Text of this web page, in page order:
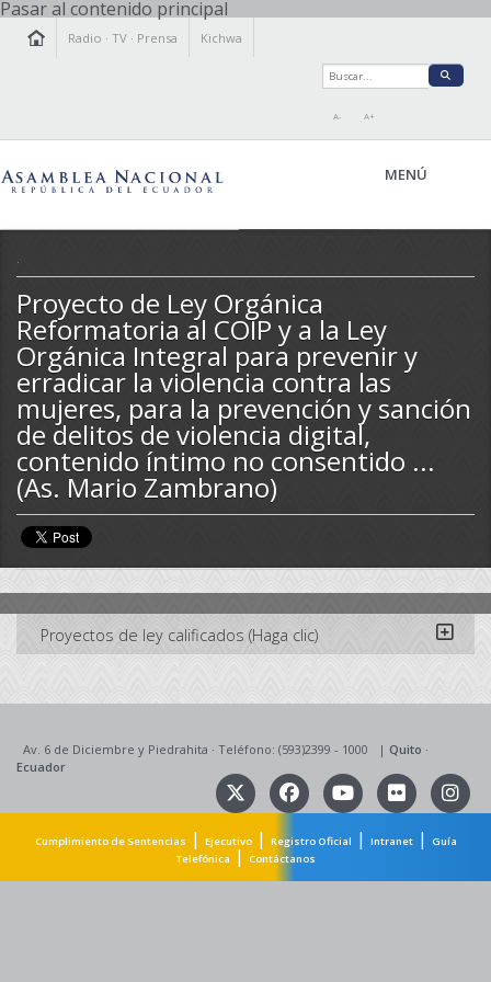
Pasar al contenido principal
Radio ·TV · Prensa Kichwa
A- A+
MENÚ
LA ASAMBLEA
LEGISLAMOS
FISCALIZAMOS
TRANSPARENCIA
PRENSA
PARTICIPACIÓN
RELACIONES INTERNACIONALES
AGENDA
.
Proyecto de Ley Orgánica
Reformatoria al COIP y a la Ley
Orgánica Integral para prevenir y
erradicar la violencia contra las
mujeres, para la prevención y sanción
de delitos de violencia digital,
contenido íntimo no consentido ...
(As. Mario Zambrano)
Proyectos de ley calificados (Haga clic)
Av. 6 de Diciembre y Piedrahita · Teléfono: (593)2399 - 1000 | Quito ·
Ecuador
Cumplimiento de Sentencias | Ejecutivo| Registro Oficial | Intranet|
Guía
Telefónica
| Contáctanos